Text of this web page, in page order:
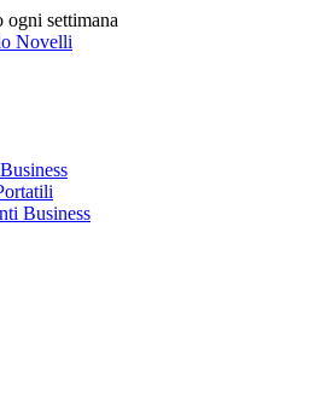
ogni settimana
Business